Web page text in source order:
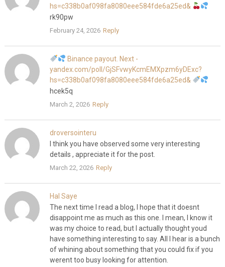
hs=c338b0af098fa8080eee584fde6a25ed&
rk90pw
February 24, 2026 Reply
Binance payout. Next -
yandex.com/poll/GjSFvwyKcmEMXpzm6yDExc?
hs=c338b0af098fa8080eee584fde6a25ed&
hcek5q
March 2, 2026 Reply
droversointeru
I think you have observed some very interesting
details , appreciate it for the post.
March 22, 2026 Reply
Hal Saye
The next time I read a blog, I hope that it doesnt
disappoint me as much as this one. I mean, I know it
was my choice to read, but I actually thought youd
have something interesting to say. All I hear is a bunch
of whining about something that you could fix if you
werent too busy looking for attention.